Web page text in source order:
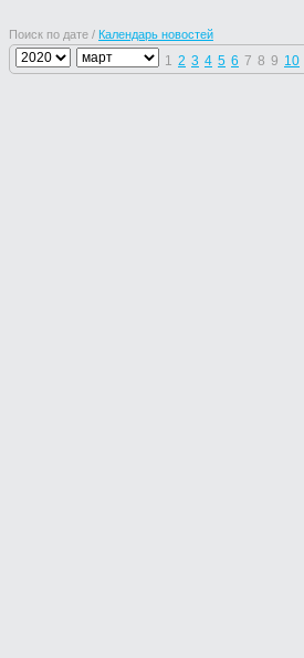
Поиск по дате / Календарь новостей
1 2 3 4 5 6 7 8 9 10